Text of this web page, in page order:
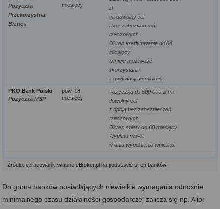
Pożyczka
Przekorzystna
Biznes
miesięcy
zł
na dowolny cel
i bez zabezpieczeń
rzeczowych.
Okres kredytowania do 84
miesięcy.
Istnieje możliwość
skorzystania
z gwarancji de minimis.
PKO Bank Polski
Pożyczka MSP
pow. 18
miesięcy
Pożyczka do 500 000 zł na
dowolny cel
z opcją bez zabezpieczeń
rzeczowych.
Okres spłaty do 60 miesięcy.
Wypłata nawet
w dniu wypełnienia wniosku.
Źródło: opracowanie własne eBroker.pl na podstawie stron banków
Do grona banków posiadających niewielkie wymagania odnośnie
minimalnego czasu działalności gospodarczej zalicza się np. Alior